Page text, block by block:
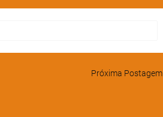
Próxima Postagem